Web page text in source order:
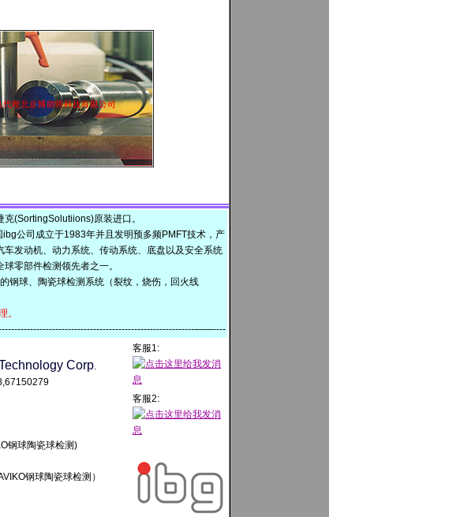
(SortingSolutiions)原装进口。
公司成立于1983年并且发明预多频PMFT技术，产
发动机、动力系统、传动系统、底盘以及安全系统
零部件检测领先者之一。
球、陶瓷球检测系统（裂纹，烧伤，回火线
。
——----
Corp.
钢球陶瓷球检测)
钢球陶瓷球检测）
客服1:
客服2: